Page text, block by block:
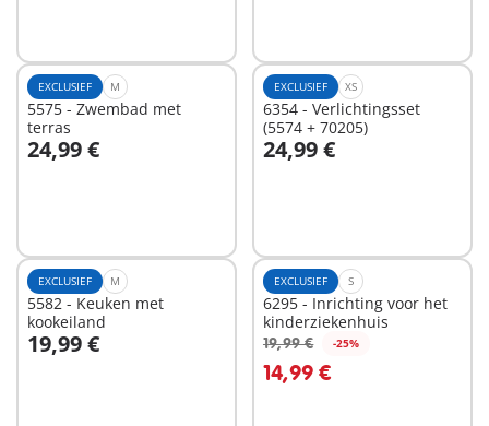
EXCLUSIEF M
5575 - Zwembad met
terras
24,99 €
In winkelwagen
EXCLUSIEF XS
6354 - Verlichtingsset
(5574 + 70205)
24,99 €
In winkelwagen
EXCLUSIEF M
5582 - Keuken met
kookeiland
19,99 €
In winkelwagen
EXCLUSIEF S
6295 - Inrichting voor het
kinderziekenhuis
19,99 € -25%
14,99 €
In winkelwagen